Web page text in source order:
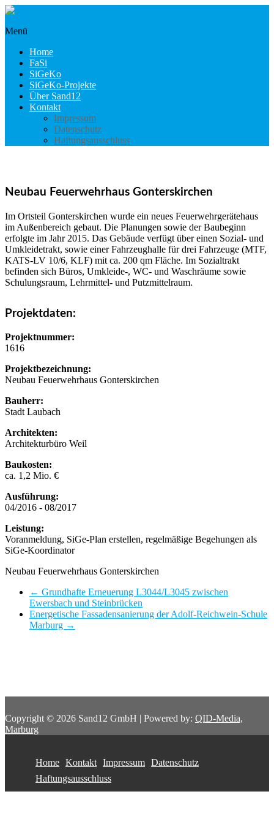
Skip
content
sigeko.internet-
marburg.de
Menü
Home
FaSi
SiGeKo
SiGeKo-Projekte
Über Sand12
Kontakt
Impressum
Datenschutz
Haftungsausschluss
Neubau Feuerwehrhaus Gonterskirchen
Im Ortsteil Gonterskirchen wurde ein neues Feuerwehrgerätehaus
im Außenbereich gebaut. Die Planungen sowie der Baubeginn
erfolgte im Jahr 2015. Das Gebäude verfügt über einen Sozial- und
Umkleidetrakt, sowie einer Fahrzeughalle für drei Fahrzeuge (MTF,
KATS-LV 10/6, KLF) mit ca. 200 qm Fläche. Im Sozialtrakt
befinden sich Büros, Umkleide-, WC- und Waschräume sowie
Schulungsraum, Lehrmittel- und Putzmittelraum.
Projektdaten:
Projektnummer:
1616
Projektbezeichnung:
Neubau Feuerwehrhaus Gonterskirchen
Bauherr:
Stadt Laubach
Architekten:
Architekturbüro Weil
Baukosten:
ca. 1,2 Mio. €
Ausführung:
04/2016 - 08/2017
Leistung:
Voranmeldung, SiGe-Plan erstellen, regelmäßige Begehungen als
SiGe-Koordinator
Neubau Feuerwehrhaus Gonterskirchen
← Grundhafte Erneuerung L3044/L3045 zwischen
Ewersbach und Steinbrücken
Energetische Fassadensanierung der Adolf-Reichwein-Schule
Marburg →
Copyright © 2026 Sand12 GmbH | Powered by: QID-Media,
Marburg
Home Kontakt Impressum Datenschutz
Haftungsausschluss